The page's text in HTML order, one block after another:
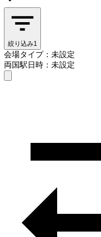
絞り込み1
会場タイプ：未設定
両国駅日時：未設定